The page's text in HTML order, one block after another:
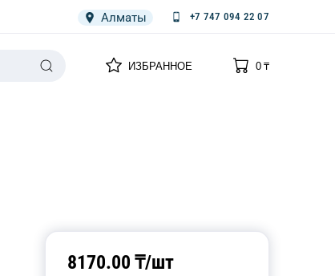
Алматы +7 747 094 22 07
ИЗБРАННОЕ
0
0₸
8170.00 ₸/шт